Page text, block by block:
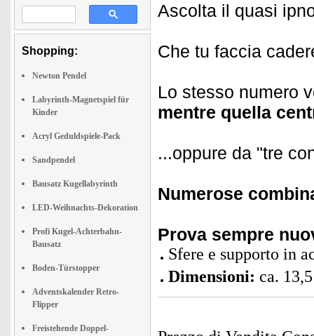
Shopping:
Newton Pendel
Labyrinth-Magnetspiel für
Kinder
Acryl Geduldspiele-Pack
Sandpendel
Bausatz Kugellabyrinth
LED-Weihnachts-Dekoration
Profi Kugel-Achterbahn-
Bausatz
Boden-Türstopper
Adventskalender Retro-
Flipper
Freistehende Doppel-
Ascolta il quasi
Che tu faccia
Lo stesso numero
mentre quella
...oppure da "tre
Numerose
Prova sempre
Sfere e supporto in
Dimensioni: ca.